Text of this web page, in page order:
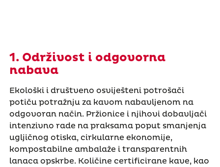
1. Održivost i odgovorna
nabava
Ekološki i društveno osviješteni potrošači
potiču potražnju za kavom nabavljenom na
odgovoran način. Pržionice i njihovi dobavljači
intenzivno rade na praksama poput smanjenja
ugljičnog otiska, cirkularne ekonomije,
kompostabilne ambalaže i transparentnih
lanaca opskrbe. Količine certificirane kave, kao